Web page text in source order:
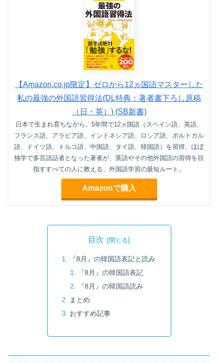
【Amazon.co.jp限定】ゼロから12ヵ国語マスターした
私の最強の外国語習得法(DL特典：著者書下ろし原稿
（日・英）) (SB新書)
日本で生まれ育ちながら、5年間で12ヵ国語（スペイン語、英語、
フランス語、アラビア語、インドネシア語、ロシア語、ポルトガル
語、ドイツ語、トルコ語、中国語、タイ語、韓国語）を習得。ほぼ
独学で多言語話者となった著者が、英語やその他外国語の習得を目
指すすべての人に教える、外国語学習の最短ルート。
Amazonで購入
目次
『8月』の韓国語表記と読み
『8月』の韓国語表記
『8月』の韓国語読み
まとめ
おすすめ記事